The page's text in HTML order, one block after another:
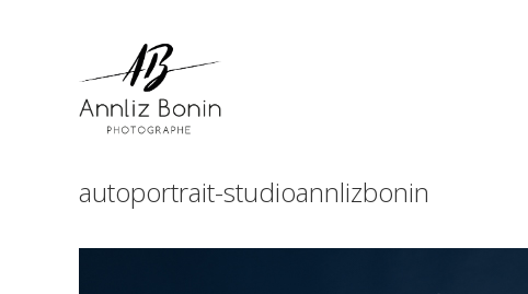
autoportrait-studioannlizbonin